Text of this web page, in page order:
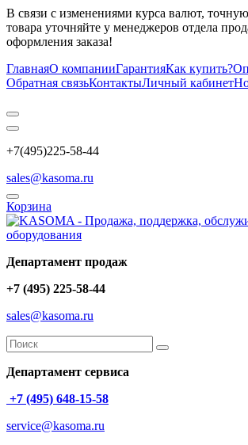
В связи с изменениями курса валют,
товара уточняйте у менеджеров отдела
оформления заказа!
ГлавнаяО компанииГарантияКак купить?
Обратная связьКонтактыЛичный кабинет
+7(495)225-58-44
sales@kasoma.ru
Корзина
Департамент продаж
+7 (495) 225-58-44
sales@kasoma.ru
Департамент сервиса
+7 (495) 648-15-58
service@kasoma.ru